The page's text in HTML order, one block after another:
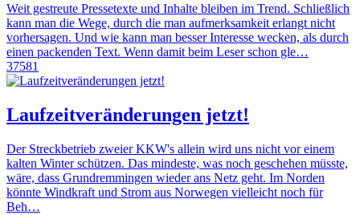
Weit gestreute Pressetexte und Inhalte bleiben im Trend. Schließlich
kann man die Wege, durch die man aufmerksamkeit erlangt nicht
vorhersagen. Und wie kann man besser Interesse wecken, als durch
einen packenden Text. Wenn damit beim Leser schon gle…
37581
Laufzeitveränderungen jetzt!
Der Streckbetrieb zweier KKW's allein wird uns nicht vor einem
kalten Winter schützen. Das mindeste, was noch geschehen müsste,
wäre, dass Grundremmingen wieder ans Netz geht. Im Norden
könnte Windkraft und Strom aus Norwegen vielleicht noch für
Beh…